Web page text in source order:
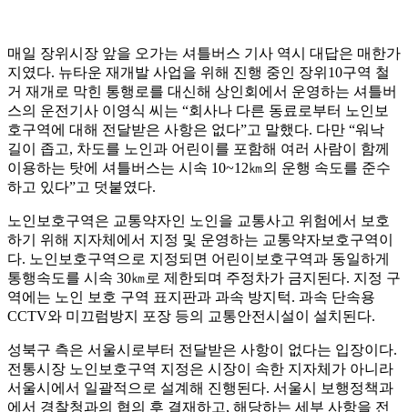
매일 장위시장 앞을 오가는 셔틀버스 기사 역시 대답은 매한가
지였다. 뉴타운 재개발 사업을 위해 진행 중인 장위10구역 철
거 재개로 막힌 통행로를 대신해 상인회에서 운영하는 셔틀버
스의 운전기사 이영식 씨는 “회사나 다른 동료로부터 노인보
호구역에 대해 전달받은 사항은 없다”고 말했다. 다만 “워낙
길이 좁고, 차도를 노인과 어린이를 포함해 여러 사람이 함께
이용하는 탓에 셔틀버스는 시속 10~12㎞의 운행 속도를 준수
하고 있다”고 덧붙였다.
노인보호구역은 교통약자인 노인을 교통사고 위험에서 보호
하기 위해 지자체에서 지정 및 운영하는 교통약자보호구역이
다. 노인보호구역으로 지정되면 어린이보호구역과 동일하게
통행속도를 시속 30㎞로 제한되며 주정차가 금지된다. 지정 구
역에는 노인 보호 구역 표지판과 과속 방지턱. 과속 단속용
CCTV와 미끄럼방지 포장 등의 교통안전시설이 설치된다.
성북구 측은 서울시로부터 전달받은 사항이 없다는 입장이다.
전통시장 노인보호구역 지정은 시장이 속한 지자체가 아니라
서울시에서 일괄적으로 설계해 진행된다. 서울시 보행정책과
에서 경찰청과의 협의 후 결재하고, 해당하는 세부 사항을 전